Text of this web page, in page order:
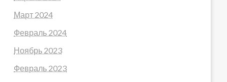
Март 2024
Февраль 2024
Ноябрь 2023
Февраль 2023